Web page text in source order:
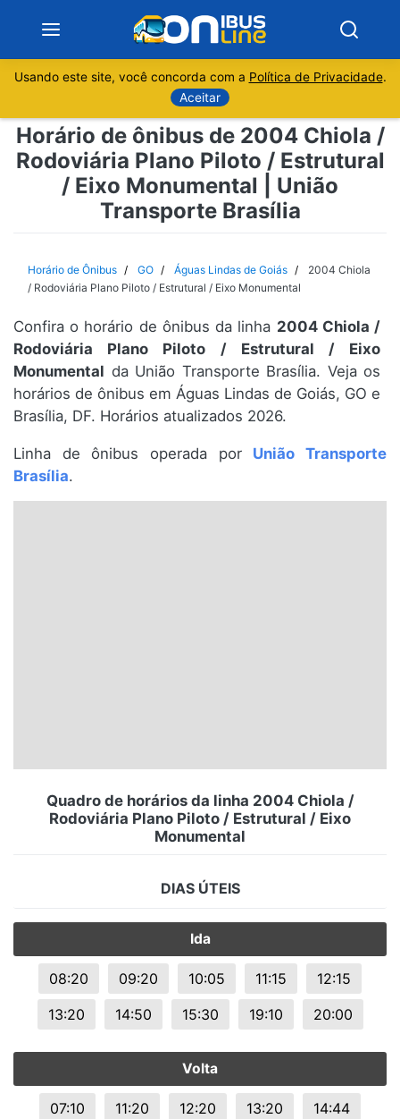
Sobre
Minas Gerais
Rio de Janeiro
Espírito Santo
Paraná
Santa Catarina
Rio Grande do Sul
Usando este site, você concorda com a Política de Privacidade.
Aceitar
Horário de ônibus de 2004 Chiola /
Rodoviária Plano Piloto / Estrutural
/ Eixo Monumental | União
Transporte Brasília
Horário de Ônibus GO Águas Lindas de Goiás
2004 Chiola
/ Rodoviária Plano Piloto / Estrutural / Eixo Monumental
Confira o horário de ônibus da linha 2004 Chiola /
Rodoviária Plano Piloto / Estrutural / Eixo
Monumental da União Transporte Brasília. Veja os
horários de ônibus em Águas Lindas de Goiás, GO e
Brasília, DF. Horários atualizados 2026.
Linha de ônibus operada por União Transporte
Brasília.
Quadro de horários da linha 2004 Chiola /
Rodoviária Plano Piloto / Estrutural / Eixo
Monumental
DIAS ÚTEIS
Ida
08:20 09:20 10:05 11:15
12:15
13:20
14:50 15:30 19:10 20:00
Volta
07:10 11:20 12:20 13:20
14:44